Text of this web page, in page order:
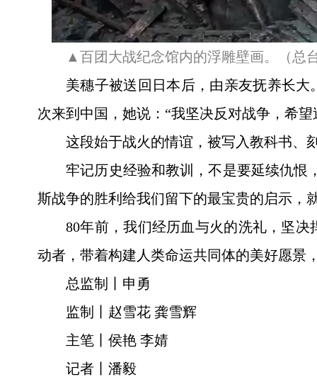
▲百团大战纪念馆内的浮雕壁画。（总
美穗子被送回日本后，由亲友抚养长
次来到中国，她说：“我坚决反对战争，希
这段始于战火的情谊，被写入教科书、
牢记历史经验和教训，不是要延续仇恨
斯战争的胜利给我们留下的最宝贵的启示，
80年前，我们经历血与火的洗礼，坚
动者，带着构建人类命运共同体的美好愿景
总监制丨申勇
监制丨赵雪花 龚雪辉
主笔丨侯艳 李婧
记者丨潘毅